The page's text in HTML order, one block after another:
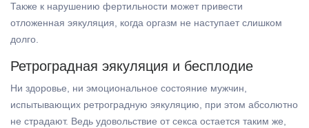
Также к нарушению фертильности может привести
отложенная эякуляция, когда оргазм не наступает слишком
долго.
Ретроградная эякуляция и бесплодие
Ни здоровье, ни эмоциональное состояние мужчин,
испытывающих ретроградную эякуляцию, при этом абсолютно
не страдают. Ведь удовольствие от секса остается таким же,